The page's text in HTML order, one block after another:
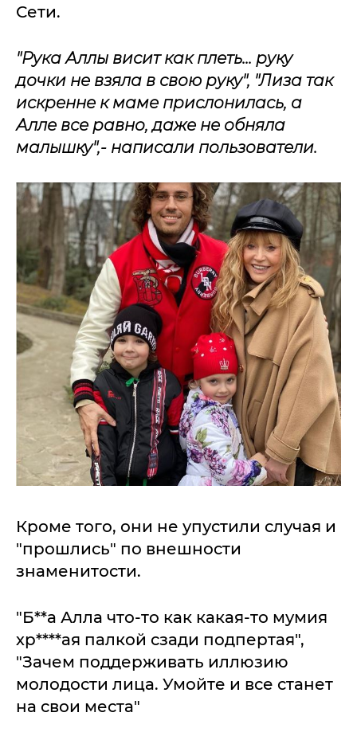
Сети.
"Рука Аллы висит как плеть... руку
дочки не взяла в свою руку", "Лиза так
искренне к маме прислонилась, а
Алле все равно, даже не обняла
малышку",- написали пользователи.
Кроме того, они не упустили случая и
"прошлись" по внешности
знаменитости.
"Б**а Алла что-то как какая-то мумия
хр****ая палкой сзади подпертая",
"Зачем поддерживать иллюзию
молодости лица. Умойте и все станет
на свои места"